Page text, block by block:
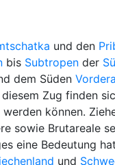
und den
bis Subtropen der
dem Süden
Zug finden
können.
sowie Brutareale
eine Bedeutung
und